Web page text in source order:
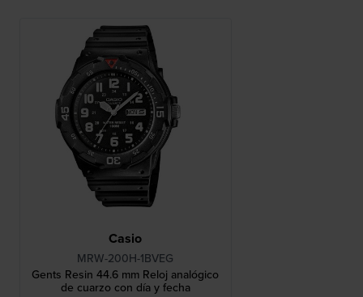
Casio
MRW-200H-1BVEG
Gents Resin 44.6 mm Reloj analógico
de cuarzo con día y fecha